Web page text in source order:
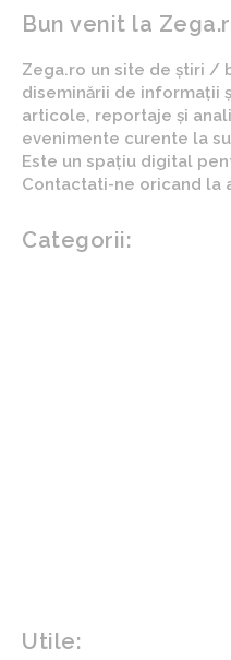
Bun venit la
Zega.ro un site de știri /
diseminării de informații
articole, reportaje și
evenimente curente la
Este un spațiu digital
Contactati-ne oricand la
Categorii:
Utile: